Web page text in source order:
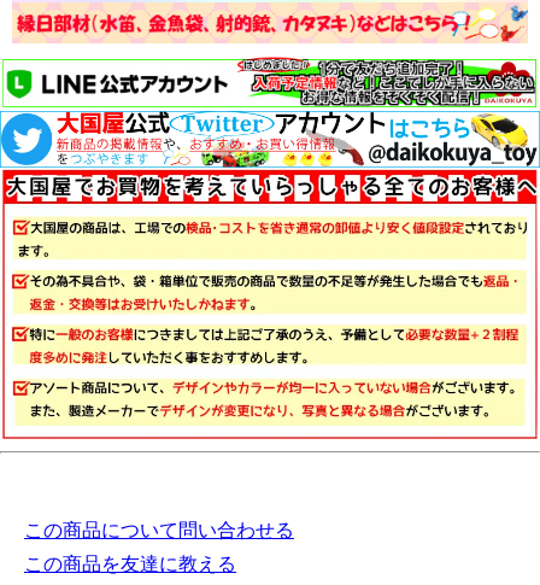
この商品について問い合わせる
この商品を友達に教える